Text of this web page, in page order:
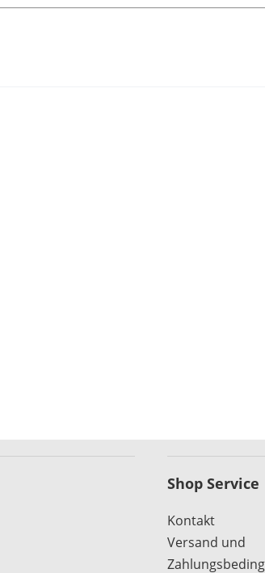
Shop Service
Kontakt
Versand und